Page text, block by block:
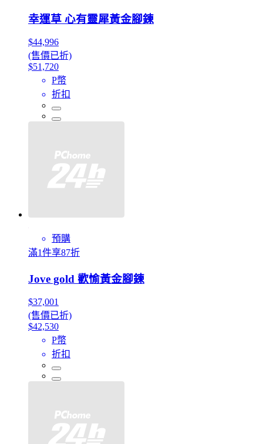
幸運草 心有靈犀黃金腳鍊
$44,996
(售價已折)
$51,720
P幣
折扣
預購
滿1件享87折
Jove gold 歡愉黃金腳鍊
$37,001
(售價已折)
$42,530
P幣
折扣